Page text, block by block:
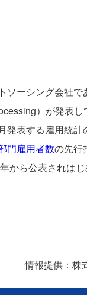
ソーシング会社で
）が発表
発表する雇用統計
門雇用者数の先行
から公表されは
情報提供：株